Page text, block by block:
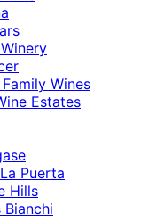
Wines
Estates
Puerta
Hills
Bianchi